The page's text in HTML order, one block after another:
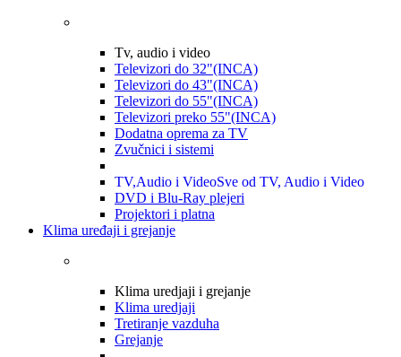
Tv, audio i video
Televizori do 32"(INCA)
Televizori do 43"(INCA)
Televizori do 55"(INCA)
Televizori preko 55"(INCA)
Dodatna oprema za TV
Zvučnici i sistemi
TV,Audio i VideoSve od TV, Audio i Video
DVD i Blu-Ray plejeri
Projektori i platna
Klima uređaji i grejanje
Klima uredjaji i grejanje
Klima uredjaji
Tretiranje vazduha
Grejanje